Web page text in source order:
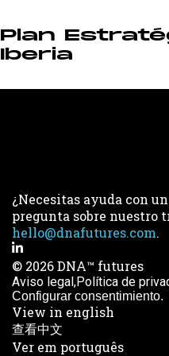
Plan
Iberia
© 2026 DNA™ futures
Aviso legal,Política de
Configurar consentimiento.
View in english
查看中文
Ver em português
¿Necesitas ayuda con
pregunta sobre nuestro
hello@dnafutures.com.